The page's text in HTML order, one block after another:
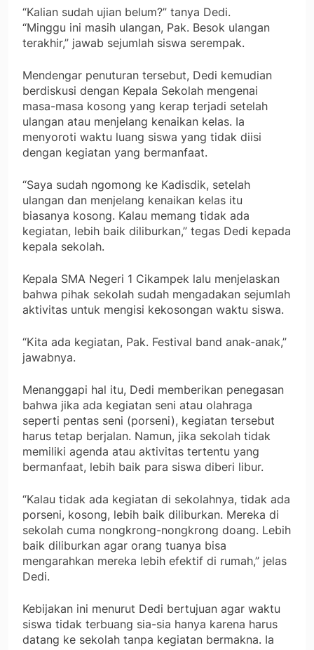
“Kalian sudah ujian belum?” tanya Dedi.
“Minggu ini masih ulangan, Pak. Besok ulangan
terakhir,” jawab sejumlah siswa serempak.
Mendengar penuturan tersebut, Dedi kemudian
berdiskusi dengan Kepala Sekolah mengenai
masa-masa kosong yang kerap terjadi setelah
ulangan atau menjelang kenaikan kelas. Ia
menyoroti waktu luang siswa yang tidak diisi
dengan kegiatan yang bermanfaat.
“Saya sudah ngomong ke Kadisdik, setelah
ulangan dan menjelang kenaikan kelas itu
biasanya kosong. Kalau memang tidak ada
kegiatan, lebih baik diliburkan,” tegas Dedi kepada
kepala sekolah.
Kepala SMA Negeri 1 Cikampek lalu menjelaskan
bahwa pihak sekolah sudah mengadakan sejumlah
aktivitas untuk mengisi kekosongan waktu siswa.
“Kita ada kegiatan, Pak. Festival band anak-anak,”
jawabnya.
Menanggapi hal itu, Dedi memberikan penegasan
bahwa jika ada kegiatan seni atau olahraga
seperti pentas seni (porseni), kegiatan tersebut
harus tetap berjalan. Namun, jika sekolah tidak
memiliki agenda atau aktivitas tertentu yang
bermanfaat, lebih baik para siswa diberi libur.
“Kalau tidak ada kegiatan di sekolahnya, tidak ada
porseni, kosong, lebih baik diliburkan. Mereka di
sekolah cuma nongkrong-nongkrong doang. Lebih
baik diliburkan agar orang tuanya bisa
mengarahkan mereka lebih efektif di rumah,” jelas
Dedi.
Kebijakan ini menurut Dedi bertujuan agar waktu
siswa tidak terbuang sia-sia hanya karena harus
datang ke sekolah tanpa kegiatan bermakna. Ia